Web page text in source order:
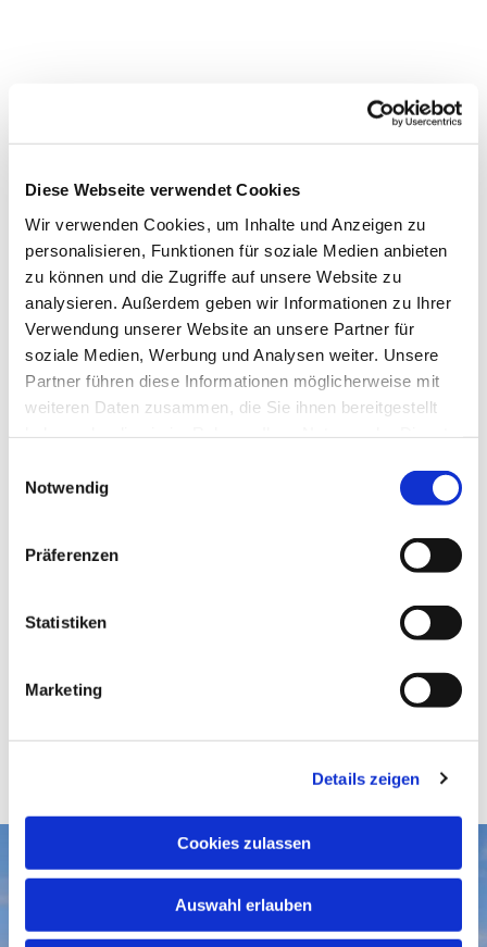
Diese Webseite verwendet Cookies
Wir verwenden Cookies, um Inhalte und Anzeigen zu
personalisieren, Funktionen für soziale Medien anbieten
zu können und die Zugriffe auf unsere Website zu
analysieren. Außerdem geben wir Informationen zu Ihrer
Verwendung unserer Website an unsere Partner für
soziale Medien, Werbung und Analysen weiter. Unsere
Partner führen diese Informationen möglicherweise mit
weiteren Daten zusammen, die Sie ihnen bereitgestellt
Notwendig
Präferenzen
Statistiken
Marketing
Details zeigen
Cookies zulassen
Auswahl erlauben
Dies könnte Sie auch interessieren
Aktuelles
Gottesdienste
Gemeindegruß-Archiv